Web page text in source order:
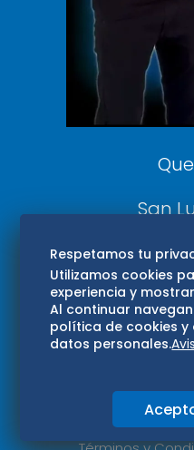
San
Aviso de
Respetamos tu
Utilizamos cookies
experiencia y
Al continuar
política de cookies
datos personales.